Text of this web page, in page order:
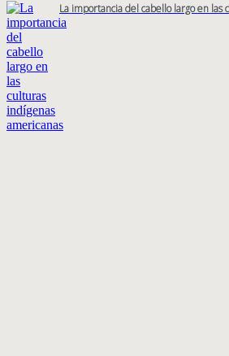
La importancia del cabello largo en las